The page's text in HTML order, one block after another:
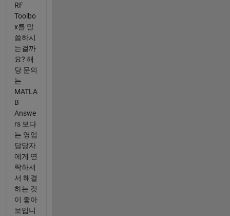
RF
Toolbo
x를 말
씀하시
는걸까
요? 해
당 문의
는
MATLA
B
Answe
rs 보다
는 영업
담당자
에게 연
락하셔
서 해결
하는 것
이 좋아
보입니